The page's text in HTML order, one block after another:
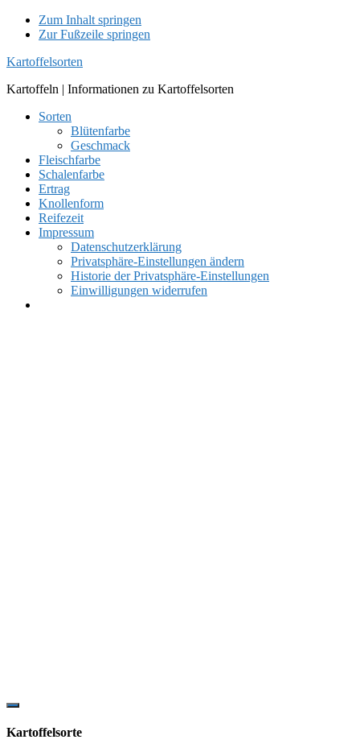
Zum Inhalt springen
Zur Fußzeile springen
Kartoffelsorten
Kartoffeln | Informationen zu Kartoffelsorten
Sorten
Blütenfarbe
Geschmack
Fleischfarbe
Schalenfarbe
Ertrag
Knollenform
Reifezeit
Impressum
Datenschutzerklärung
Privatsphäre-Einstellungen ändern
Historie der Privatsphäre-Einstellungen
Einwilligungen widerrufen
Show
Content
Kartoffelsorte